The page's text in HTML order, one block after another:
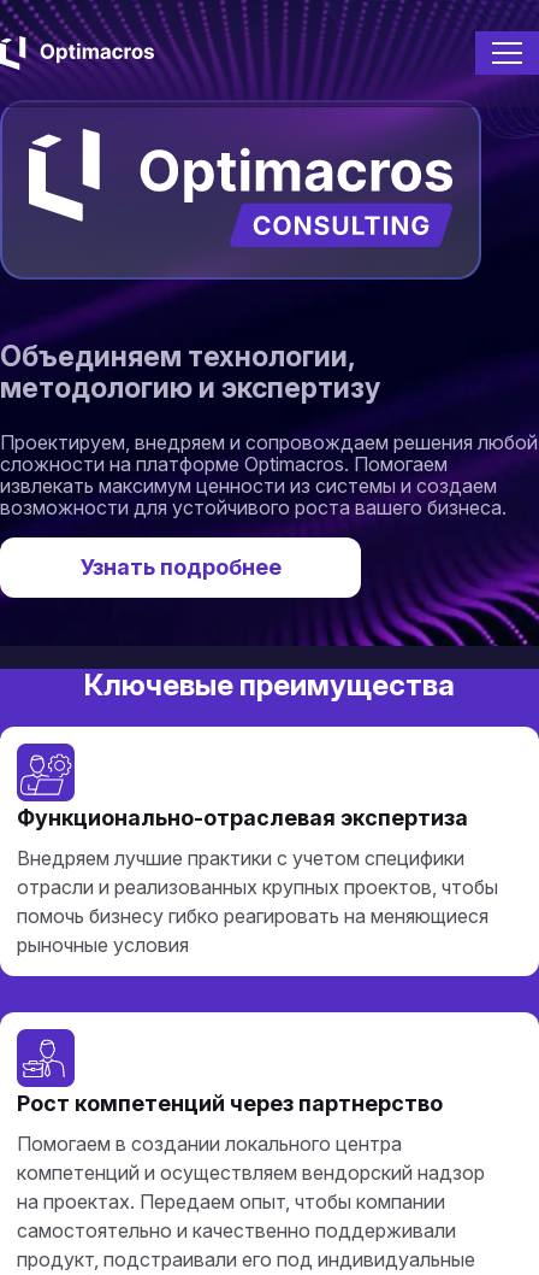
Услуги
Эксперты
Контакты
Объединяем технологии,
методологию и экспертизу
Проектируем, внедряем и сопровождаем решения любой
сложности на платформе Optimacros. Помогаем
извлекать максимум ценности из системы и создаем
возможности для устойчивого роста вашего бизнеса.
Узнать подробнее
Ключевые преимущества
Функционально-отраслевая экспертиза
Внедряем лучшие практики с учетом специфики
отрасли и реализованных крупных проектов, чтобы
помочь бизнесу гибко реагировать на меняющиеся
рыночные условия
Рост компетенций через партнерство
Помогаем в создании локального центра
компетенций и осуществляем вендорский надзор
на проектах. Передаем опыт, чтобы компании
самостоятельно и качественно поддерживали
продукт, подстраивали его под индивидуальные